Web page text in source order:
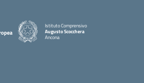
Istituto Comprensivo
Augusto Scocchera
Ancona